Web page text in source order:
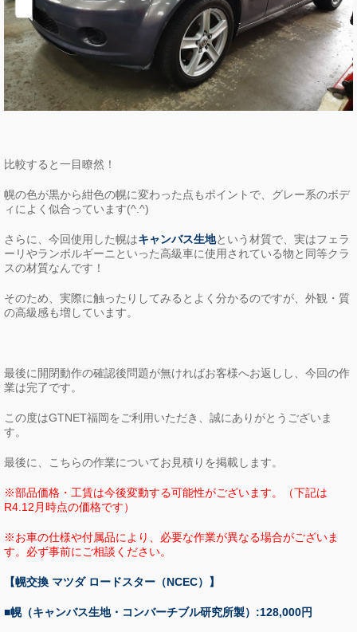
比較すると一目瞭然！
幌の色が黒から紺色の幌に変わった点もポイントで、グレー系のボデ
ィによく似合っています(^.^)
さらに、今回使用した幌はキャンバス生地という材質で、実はフェラ
ーリやランボルギーニといった高級車に使用されている物と同等クラ
スの材質なんです！
そのため、実際に触ったりしてみるとよく分かるのですが、外観・質
の高級感も増しています。
最後に開閉動作の確認後問題が無ければお客様へお返しし、今回の作
業は完了です。
この度はGTNET福岡をご利用いただき、誠にありがとうございま
す。
最後に、こちらの作業についてお見積りを掲載します。
※部品価格・工賃は今後変動する可能性がございます。（下記は
R4.12月時点の価格です）
※お車の仕様や付属品により、必要な作業が異なる場合がございま
す。必ず事前にご相談ください。
【幌交換 マツダ ロードスター（NCEC）】
■幌（キャンバス生地・コンバーチブル研究所製）:128,000円